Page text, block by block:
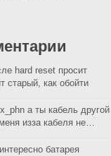
hard reset просит
старый, как обойти
а ты кабель другой
изза кабеля не…
батарея